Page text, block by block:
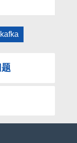
kafka